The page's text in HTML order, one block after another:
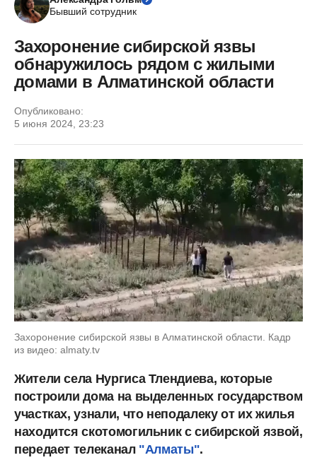
Бывший сотрудник
Захоронение сибирской язвы
обнаружилось рядом с жилыми
домами в Алматинской области
Опубликовано:
5 июня 2024, 23:23
Захоронение сибирской язвы в Алматинской области. Кадр
из видео: almaty.tv
Жители села Нургиса Тлендиева, которые
построили дома на выделенных государством
участках, узнали, что неподалеку от их жилья
находится скотомогильник с сибирской язвой,
передает телеканал "Алматы".